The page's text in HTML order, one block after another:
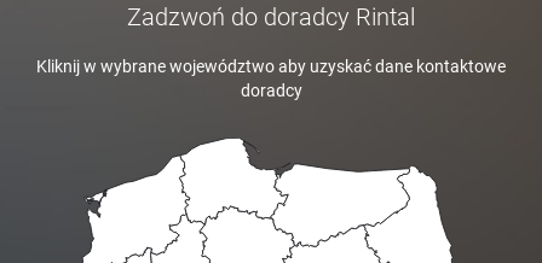
Zadzwoń do doradcy Rintal
Kliknij w wybrane województwo aby uzyskać dane kontaktowe
doradcy